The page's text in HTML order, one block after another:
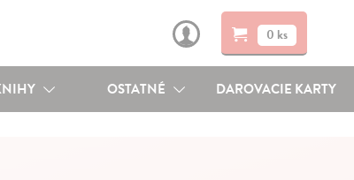
0 ks
OSTATNÉ DAROVACIE KARTY